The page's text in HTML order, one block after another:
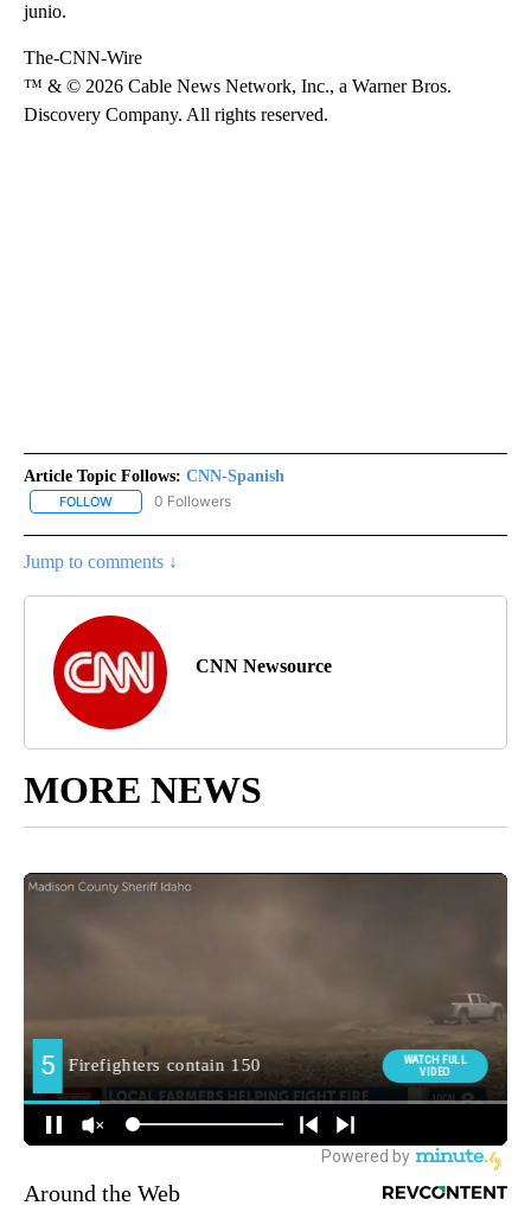
junio.
The-CNN-Wire
™ & © 2026 Cable News Network, Inc., a Warner Bros.
Discovery Company. All rights reserved.
Article Topic Follows: CNN-Spanish
FOLLOW FOLLOW "CNN-SPANISH" TO RECEIVE NOTIFICATIONS ABOUT
0 Followers
Jump to comments ↓
CNN Newsource
MORE NEWS
Around the Web